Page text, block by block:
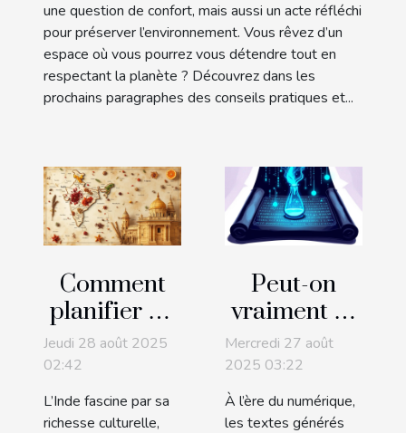
une question de confort, mais aussi un acte réfléchi
pour préserver l’environnement. Vous rêvez d’un
espace où vous pourrez vous détendre tout en
respectant la planète ? Découvrez dans les
prochains paragraphes des conseils pratiques et...
Comment
planifier un
voyage sur
mesure en
Inde pour
découvrir
Jeudi 28 août 2025
02:42
L’Inde fascine par sa
richesse culturelle,
Peut-on
vraiment se
fier aux
textes
générés par
l'IA ?
Mercredi 27 août
2025 03:22
À l’ère du numérique,
les textes générés